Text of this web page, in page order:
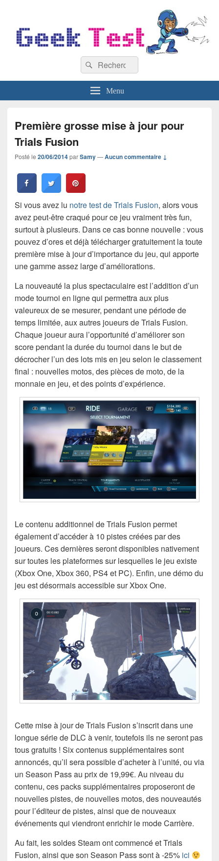
Recherche :
Rechercher
Menu
Première grosse mise à jour pour
Trials Fusion
Posté le 20/06/2014parSamy—Aucun commentaire ↓
Si vous avez lu notre test de Trials Fusion, alors vous
avez peut-être craqué pour ce jeu vraiment très fun,
surtout à plusieurs. Dans ce cas bonne nouvelle : vous
pouvez d’ores et déjà télécharger gratuitement la toute
première mise à jour d’importance du jeu, qui apporte
une gamme assez large d’améliorations.
La nouveauté la plus spectaculaire est l’addition d’un
mode tournoi en ligne qui permettra aux plus
valeureux de se mesurer, pendant une période de
temps limitée, aux autres joueurs de Trials Fusion.
Chaque joueur aura l’opportunité d’améliorer son
score pendant la durée du tournoi dans le but de
décrocher l’un des lots mis en jeu selon le classement
final : nouvelles motos, des pièces de moto, de la
monnaie en jeu, et des points d’expérience.
Le contenu additionnel de Trials Fusion permet
également d’accéder à 10 pistes créées par des
joueurs. Ces dernières seront disponibles nativement
sur toutes les plateformes sur lesquelles le jeu existe
(Xbox One, Xbox 360, PS4 et PC). Enfin, une démo du
jeu est désormais accessible sur Xbox One.
Cette mise à jour de Trials Fusion s’inscrit dans une
longue série de DLC à venir, toutefois ils ne seront pas
tous gratuits ! Six contenus supplémentaires sont
annoncés, qu’il sera possible d’acheter à l’unité, ou via
un Season Pass au prix de 19,99€. Au niveau du
contenu, ces packs supplémentaires proposeront de
nouvelles pistes, de nouvelles motos, des nouveautés
pour l’éditeur de pistes, ainsi que de nouveaux
événements qui viendront enrichir le mode Carrière.
Au fait, les soldes Steam ont commencé et Trials
Fusion, ainsi que son Season Pass sont à -25% ici